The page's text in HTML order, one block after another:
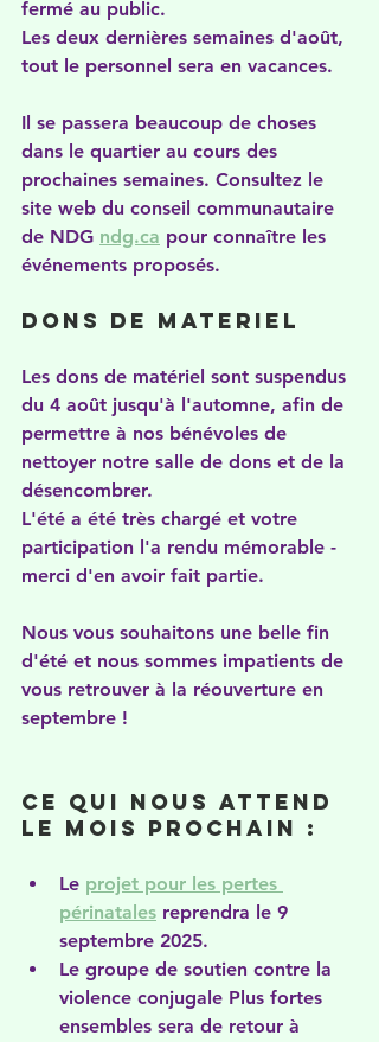
fermé au public.
Les deux dernières semaines d'août,
tout le personnel sera en vacances.
Il se passera beaucoup de choses
dans le quartier au cours des
prochaines semaines. Consultez le
site web du conseil communautaire
de NDG ndg.ca pour connaître les
événements proposés.
Dons de materiel
Les dons de matériel sont suspendus
du 4 août jusqu'à l'automne, afin de
permettre à nos bénévoles de
nettoyer notre salle de dons et de la
désencombrer.
L'été a été très chargé et votre
participation l'a rendu mémorable -
merci d'en avoir fait partie.
Nous vous souhaitons une belle fin
d'été et nous sommes impatients de
vous retrouver à la réouverture en
septembre !
Ce qui nous attend
le mois prochain :
Le projet pour les pertes
périnatales reprendra le 9
septembre 2025.
Le groupe de soutien contre la
violence conjugale Plus fortes
ensembles sera de retour à